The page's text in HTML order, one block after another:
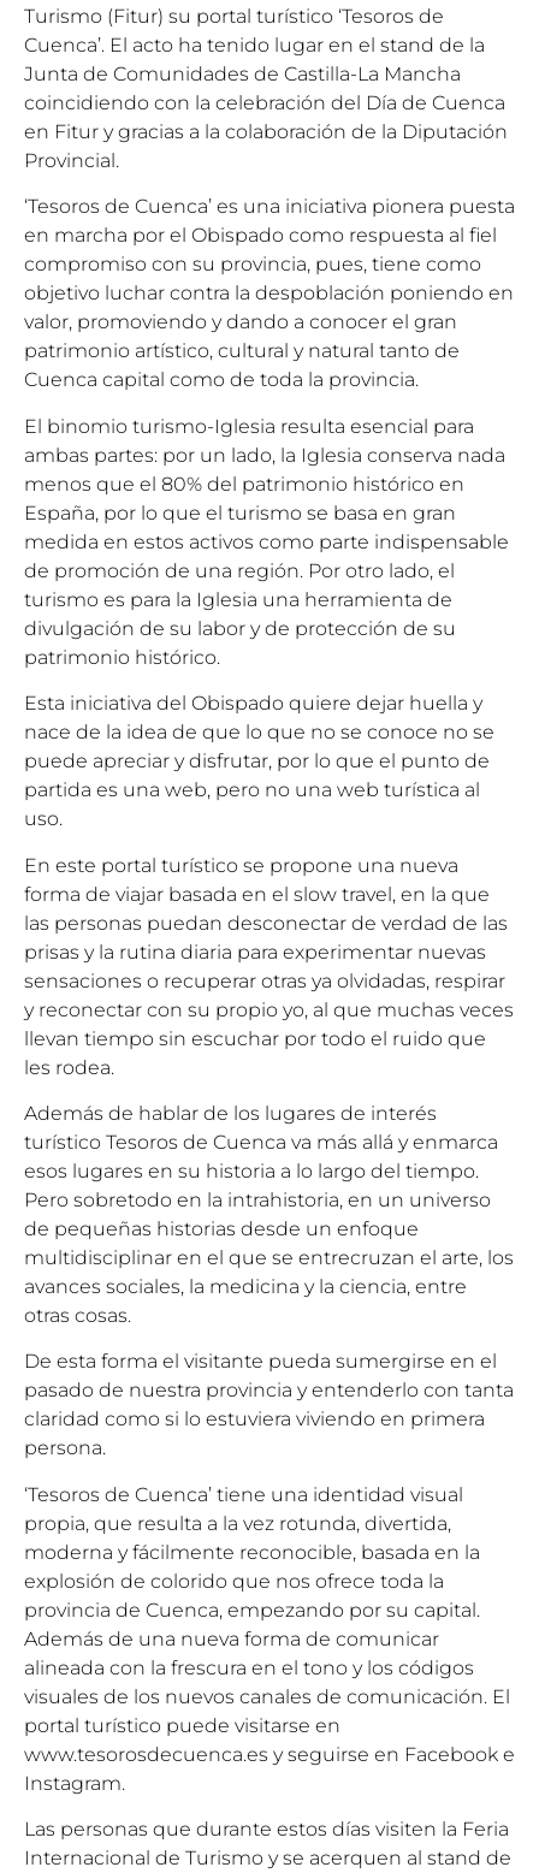
Turismo (Fitur) su portal turístico ‘Tesoros de
Cuenca’. El acto ha tenido lugar en el stand de la
Junta de Comunidades de Castilla-La Mancha
coincidiendo con la celebración del Día de Cuenca
en Fitur y gracias a la colaboración de la Diputación
Provincial.
‘Tesoros de Cuenca’ es una iniciativa pionera puesta
en marcha por el Obispado como respuesta al fiel
compromiso con su provincia, pues, tiene como
objetivo luchar contra la despoblación poniendo en
valor, promoviendo y dando a conocer el gran
patrimonio artístico, cultural y natural tanto de
Cuenca capital como de toda la provincia.
El binomio turismo-Iglesia resulta esencial para
ambas partes: por un lado, la Iglesia conserva nada
menos que el 80% del patrimonio histórico en
España, por lo que el turismo se basa en gran
medida en estos activos como parte indispensable
de promoción de una región. Por otro lado, el
turismo es para la Iglesia una herramienta de
divulgación de su labor y de protección de su
patrimonio histórico.
Esta iniciativa del Obispado quiere dejar huella y
nace de la idea de que lo que no se conoce no se
puede apreciar y disfrutar, por lo que el punto de
partida es una web, pero no una web turística al
uso.
En este portal turístico se propone una nueva
forma de viajar basada en el slow travel, en la que
las personas puedan desconectar de verdad de las
prisas y la rutina diaria para experimentar nuevas
sensaciones o recuperar otras ya olvidadas, respirar
y reconectar con su propio yo, al que muchas veces
llevan tiempo sin escuchar por todo el ruido que
les rodea.
Además de hablar de los lugares de interés
turístico Tesoros de Cuenca va más allá y enmarca
esos lugares en su historia a lo largo del tiempo.
Pero sobretodo en la intrahistoria, en un universo
de pequeñas historias desde un enfoque
multidisciplinar en el que se entrecruzan el arte, los
avances sociales, la medicina y la ciencia, entre
otras cosas.
De esta forma el visitante pueda sumergirse en el
pasado de nuestra provincia y entenderlo con tanta
claridad como si lo estuviera viviendo en primera
persona.
‘Tesoros de Cuenca’ tiene una identidad visual
propia, que resulta a la vez rotunda, divertida,
moderna y fácilmente reconocible, basada en la
explosión de colorido que nos ofrece toda la
provincia de Cuenca, empezando por su capital.
Además de una nueva forma de comunicar
alineada con la frescura en el tono y los códigos
visuales de los nuevos canales de comunicación. El
portal turístico puede visitarse en
www.tesorosdecuenca.es y seguirse en Facebook e
Instagram.
Las personas que durante estos días visiten la Feria
Internacional de Turismo y se acerquen al stand de